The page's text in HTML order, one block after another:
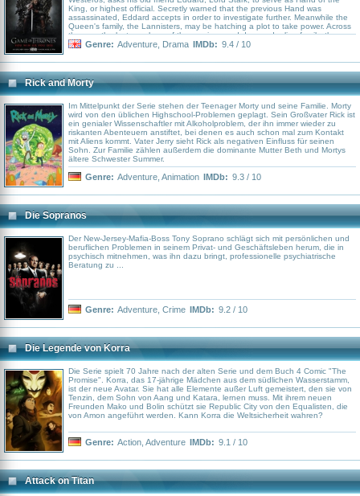
King, or highest official. Secretly warned that the previous Hand was
assassinated, Eddard accepts in order to investigate further. Meanwhile the
Queen's family, the Lannisters, may be hatching a plot to take power. Across
the sea, the last members of the previous and deposed ruling family, the
Targaryens, are also scheming to regain the throne. The friction between
Tyrell, leads to full-scale war. All while a very ancient evil awakens in the
farthest North. Amidst the war and political confusion, a neglected military
order of misfits, the Night's Watch, is all that stands between the realms of
men and icy horrors beyond.
Genre: Adventure Drama IMDb: 9.4 / 10
Rick and Morty
Im Mittelpunkt der Serie stehen der Teenager Morty und seine Familie. Morty
wird von den üblichen Highschool-Problemen geplagt. Sein Großvater Rick ist
ein genialer Wissenschaftler mit Alkoholproblem, der ihn immer wieder zu
riskanten Abenteuern anstiftet, bei denen es auch schon mal zum Kontakt
mit Aliens kommt. Vater Jerry sieht Rick als negativen Einfluss für seinen
Sohn. Zur Familie zählen außerdem die dominante Mutter Beth und Mortys
ältere Schwester Summer.
Genre: Adventure Animation IMDb: 9.3 / 10
Die Sopranos
Der New-Jersey-Mafia-Boss Tony Soprano schlägt sich mit persönlichen und
beruflichen Problemen in seinem Privat- und Geschäftsleben herum, die in
psychisch mitnehmen, was ihn dazu bringt, professionelle psychiatrische
Beratung zu ...
Genre: Adventure Crime IMDb: 9.2 / 10
Die Legende von Korra
Die Serie spielt 70 Jahre nach der alten Serie und dem Buch 4 Comic "The
Promise". Korra, das 17-jährige Mädchen aus dem südlichen Wasserstamm,
ist der neue Avatar. Sie hat alle Elemente außer Luft gemeistert, den sie von
Tenzin, dem Sohn von Aang und Katara, lernen muss. Mit ihrem neuen
Freunden Mako und Bolin schützt sie Republic City von den Equalisten, die
von Amon angeführt werden. Kann Korra die Weltsicherheit wahren?
Genre: Action Adventure IMDb: 9.1 / 10
Attack on Titan